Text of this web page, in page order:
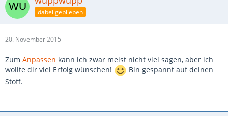
dabei geblieben
20. November 2015
Zum Anpassen kann ich zwar meist nicht viel sagen, aber ich
wollte dir viel Erfolg wünschen!
Bin gespannt auf deinen
Stoff.